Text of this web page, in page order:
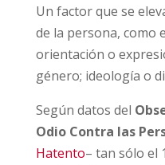
Un factor que se
de la persona, como
orientación o
género; ideología o
Según datos del
Odio Contra las
Hatento– tan sólo el